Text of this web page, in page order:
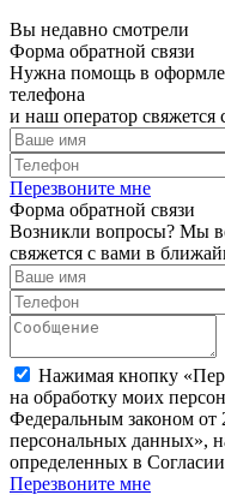
Вы недавно смотрели
Форма обратной связи
Нужна помощь в
телефона
и наш оператор
Перезвоните мне
Форма обратной связи
Возникли вопросы? Мы
свяжется с вами в
Нажимая кнопку
на обработку моих
Федеральным законом
персональных данных»,
определенных в
Перезвоните мне